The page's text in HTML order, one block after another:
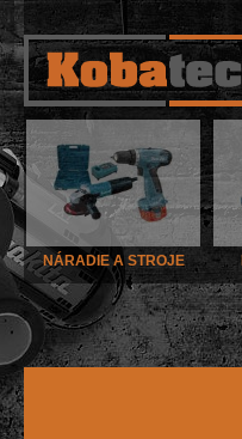
NÁRADIE A STROJE